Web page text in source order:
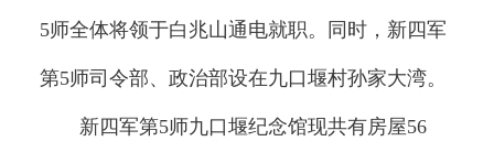
5师全体将领于白兆山通电就职。同时，新四军
第5师司令部、政治部设在九口堰村孙家大湾。
新四军第5师九口堰纪念馆现共有房屋56